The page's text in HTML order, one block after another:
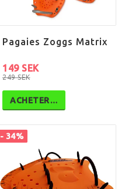
Pagaies Zoggs Matrix
249 SEK
149 SEK
ACHETER…
- 34%